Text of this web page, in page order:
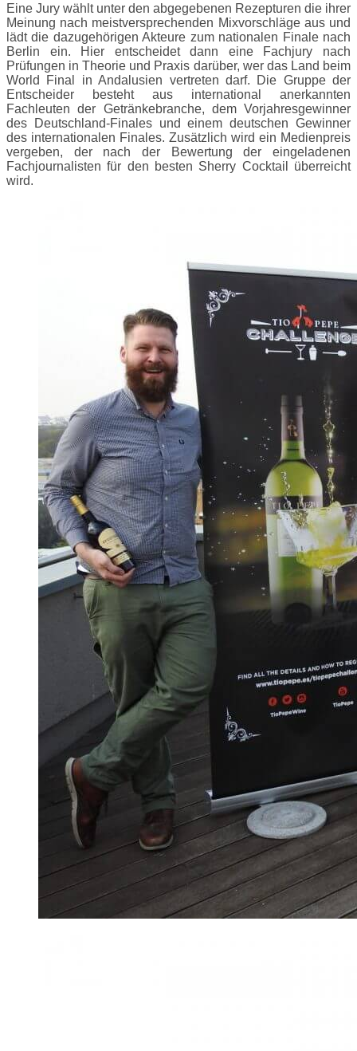
Eine Jury wählt unter den abgegebenen Rezepturen die ihrer
Meinung nach meistversprechenden Mixvorschläge aus und
lädt die dazugehörigen Akteure zum nationalen Finale nach
Berlin ein. Hier entscheidet dann eine Fachjury nach
Prüfungen in Theorie und Praxis darüber, wer das Land beim
World Final in Andalusien vertreten darf. Die Gruppe der
Entscheider besteht aus international anerkannten
Fachleuten der Getränkebranche, dem Vorjahresgewinner
des Deutschland-Finales und einem deutschen Gewinner
des internationalen Finales. Zusätzlich wird ein Medienpreis
vergeben, der nach der Bewertung der eingeladenen
Fachjournalisten für den besten Sherry Cocktail überreicht
wird.